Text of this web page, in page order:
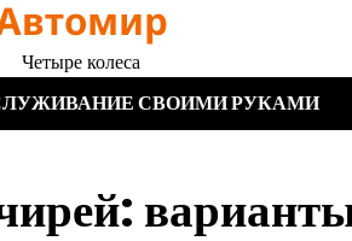
Четыре колеса
СВОИМИ РУКАМИ